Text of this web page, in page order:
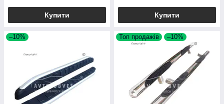
Купити Купити
–10% Топ продажів –10%